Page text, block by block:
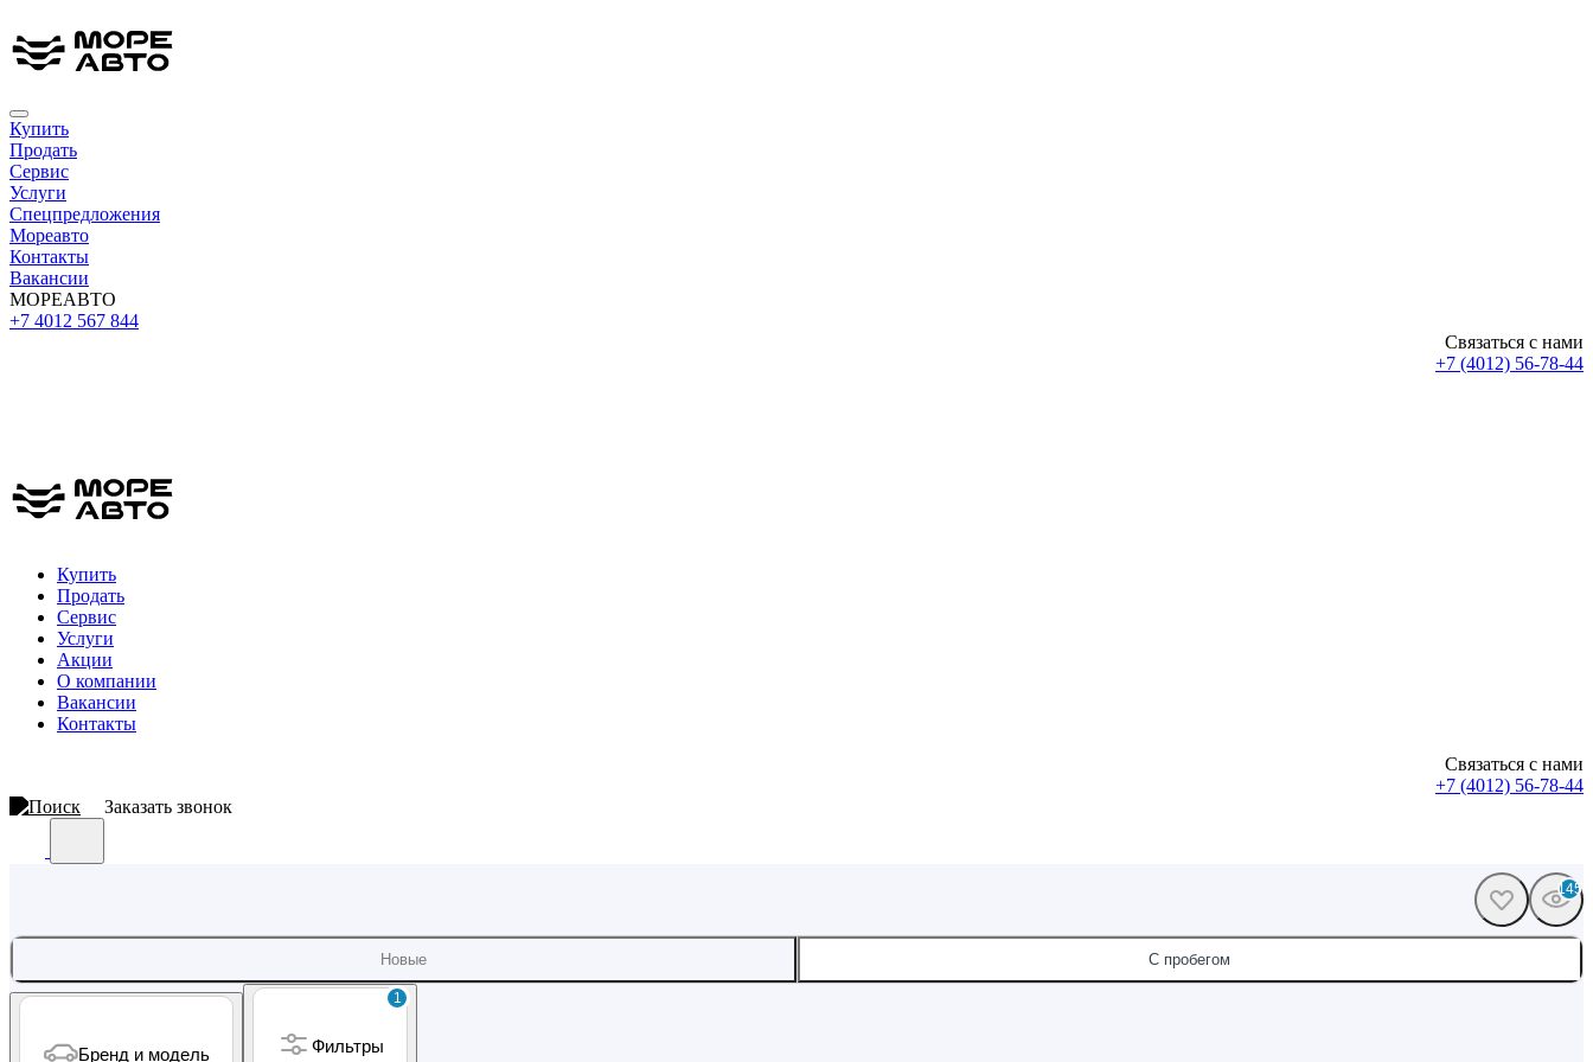
Купить
Продать
Сервис
Услуги
Спецпредложения
Мореавто
Контакты
Вакансии
МОРЕАВТО
+7 4012 567 844
Связаться с нами
+7 (4012) 56-78-44
Купить
Продать
Сервис
Услуги
Акции
О компании
Вакансии
Контакты
Связаться с нами
+7 (4012) 56-78-44
Заказать звонок
145
Новые С пробегом
Бренд и модель
1
Фильтры